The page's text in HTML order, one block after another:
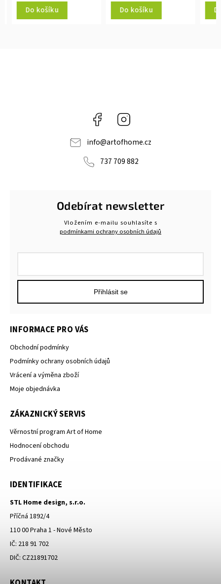
Do košíku Do košíku
Facebook
info@artofhome.cz
737 709 882
Odebírat newsletter
Vložením e-mailu souhlasíte s
podmínkami ochrany osobních údajů
Přihlásit se
INFORMACE PRO VÁS
Obchodní podmínky
Podmínky ochrany osobních údajů
Vrácení a výměna zboží
Moje objednávka
ZÁKAZNICKÝ SERVIS
Věrnostní program Art of Home
Hodnocení obchodu
Prodávané značky
IDENTIFIKACE
STL Home design, s.r.o.
Příčná 1892/4
110 00 Praha 1 - Nové Město
IČ: 218 91 702
DIČ: CZ21891702